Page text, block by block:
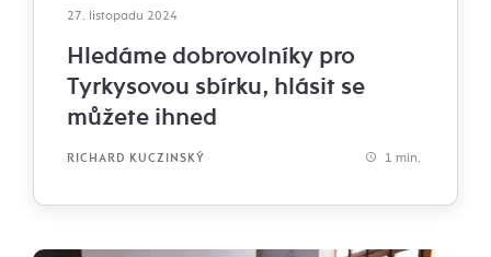
27. listopadu 2024
Hledáme dobrovolníky pro
Tyrkysovou sbírku, hlásit se
můžete ihned
RICHARD KUCZINSKÝ 1 min.